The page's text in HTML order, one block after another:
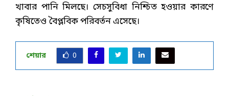
খাবার পানি মিলছে। সেচসুবিধা নিশ্চিত হওয়ার কারণে
কৃষিতেও বৈপ্লবিক পরিবর্তন এসেছে।
শেয়ার 0